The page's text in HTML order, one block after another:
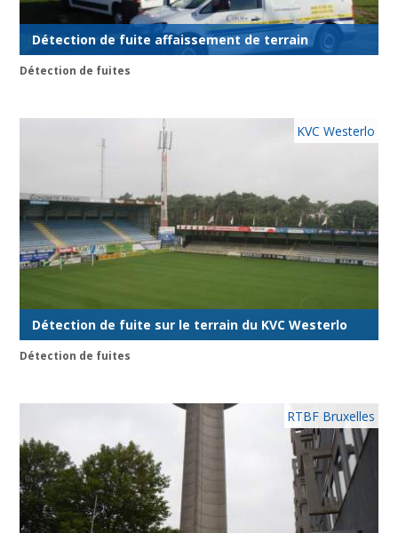
Détection de fuite affaissement de terrain
Détection de fuites
Détection de fuite sur le terrain du KVC Westerlo
KVC Westerlo
Détection de fuites
RTBF Bruxelles